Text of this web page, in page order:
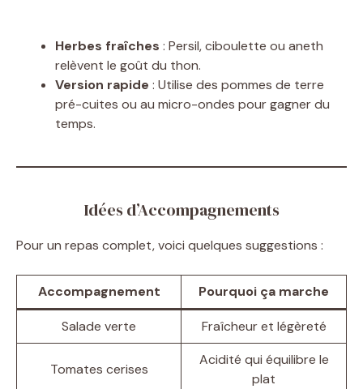
Herbes fraîches : Persil, ciboulette ou aneth
relèvent le goût du thon.
Version rapide : Utilise des pommes de terre
pré-cuites ou au micro-ondes pour gagner du
temps.
Idées d’Accompagnements
Pour un repas complet, voici quelques suggestions :
Accompagnement Pourquoi ça marche
Salade verte Fraîcheur et légèreté
Tomates cerises
Acidité qui équilibre le
plat